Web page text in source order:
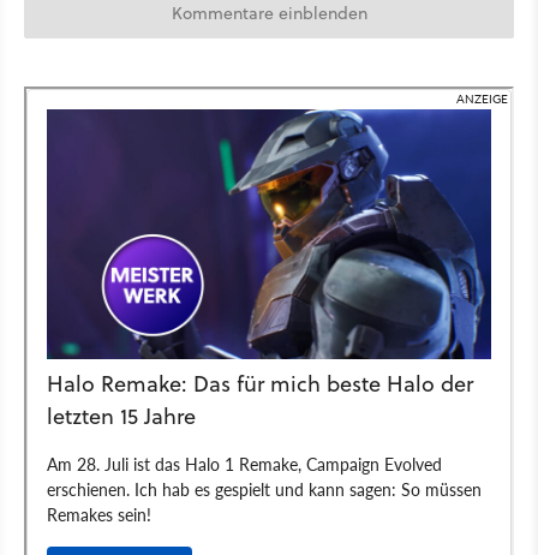
Kommentare einblenden